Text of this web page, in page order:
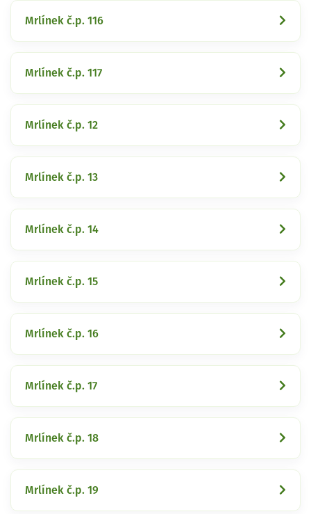
Mrlínek č.p. 116
Mrlínek č.p. 117
Mrlínek č.p. 12
Mrlínek č.p. 13
Mrlínek č.p. 14
Mrlínek č.p. 15
Mrlínek č.p. 16
Mrlínek č.p. 17
Mrlínek č.p. 18
Mrlínek č.p. 19